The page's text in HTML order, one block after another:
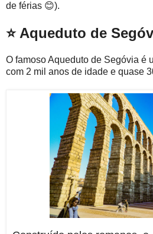
de férias 😊).
⭐ Aqueduto de
O famoso Aqueduto de Segóvia é
com 2 mil anos de idade e quase